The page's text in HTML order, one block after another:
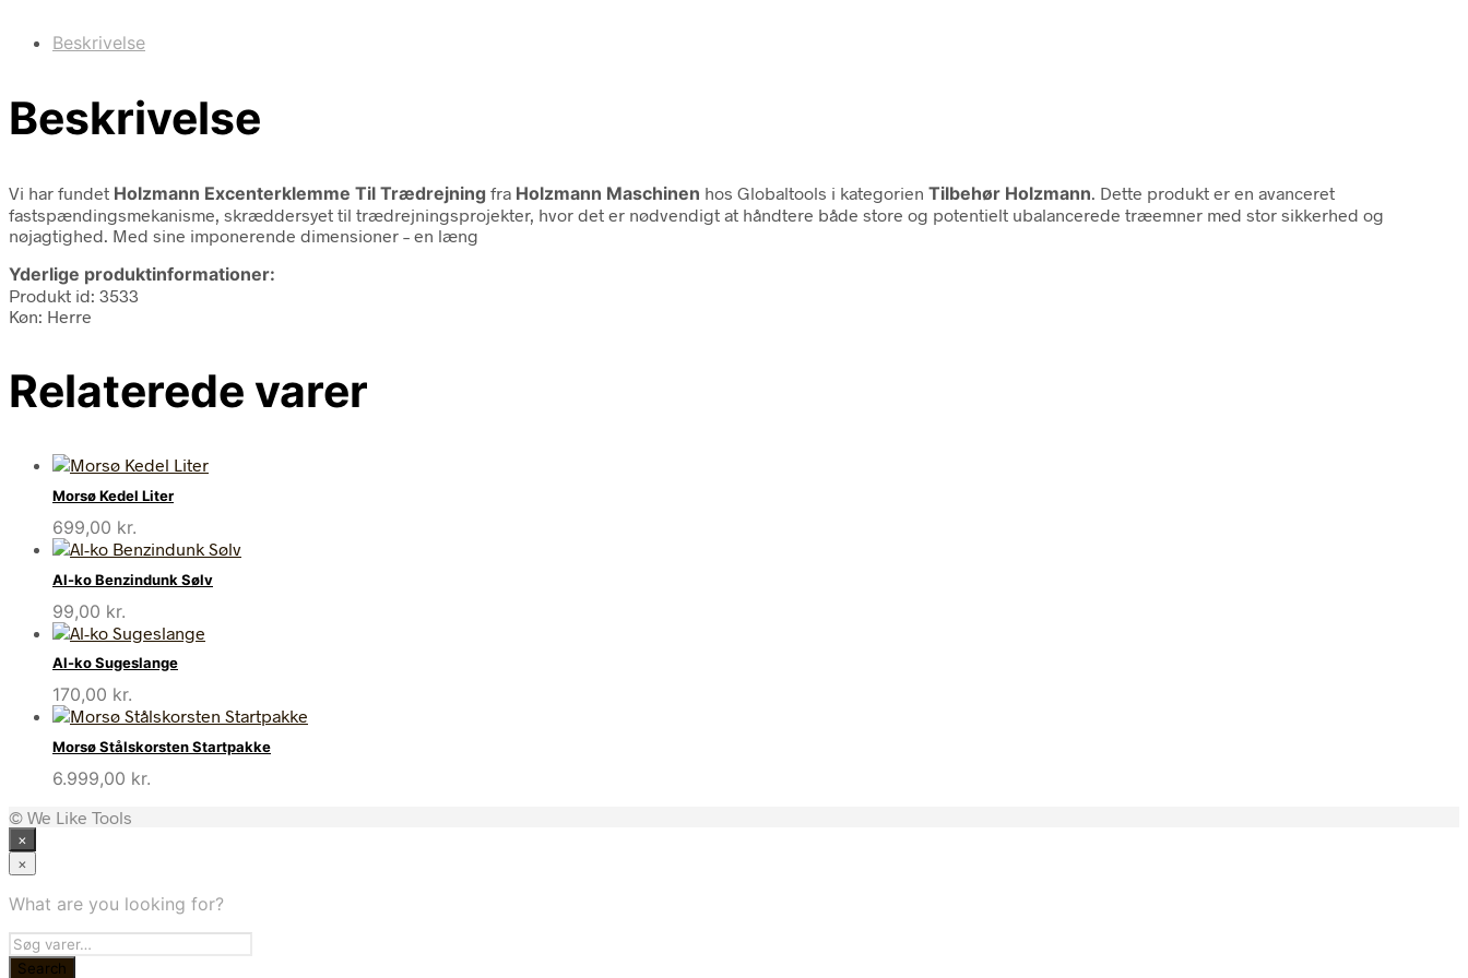
Beskrivelse
Beskrivelse
Vi har fundet Holzmann Excenterklemme Til Trædrejning fra Holzmann Maschinen hos Globaltools i kategorien Tilbehør Holzmann . Dette produkt er en avanceret
fastspændingsmekanisme, skræddersyet til trædrejningsprojekter, hvor det er nødvendigt at håndtere både store og potentielt ubalancerede træemner med stor sikkerhed og
nøjagtighed. Med sine imponerende dimensioner – en læng
Yderlige produktinformationer:
Produkt id: 3533
Køn: Herre
Relaterede varer
Morsø Kedel Liter
699,00 kr.
Al-ko Benzindunk Sølv
99,00 kr.
Al-ko Sugeslange
170,00 kr.
Morsø Stålskorsten Startpakke
6.999,00 kr.
© We Like Tools
×
×
What are you looking for?